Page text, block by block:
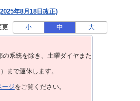
年8月18日改正)
更 小 中 大
系統を除き、⼟曜ダイヤまた
まで運休します。
ージをご覧ください。